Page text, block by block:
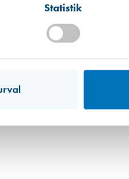
Statistik
oss att leverans